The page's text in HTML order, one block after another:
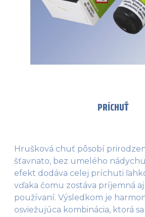
PRÍCHUŤ
Hrušková chuť pôsobí
šťavnato, bez umelého
efekt dodáva celej príchuti
vďaka čomu zostáva príjemná
používaní. Výsledkom je
osviežujúca kombinácia, ktorá